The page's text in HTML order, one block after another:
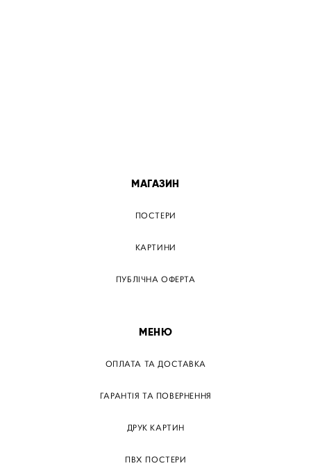
МАГАЗИН
ПОСТЕРИ
КАРТИНИ
ПУБЛІЧНА ОФЕРТА
МЕНЮ
ОПЛАТА ТА ДОСТАВКА
ГАРАНТІЯ ТА ПОВЕРНЕННЯ
ДРУК КАРТИН
ПВХ ПОСТЕРИ